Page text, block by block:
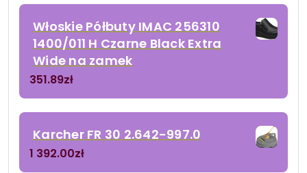
Włoskie Półbuty IMAC 256310
1400/011 H Czarne Black Extra
Wide na zamek
351.89zł
Karcher FR 30 2.642-997.0
1 392.00zł